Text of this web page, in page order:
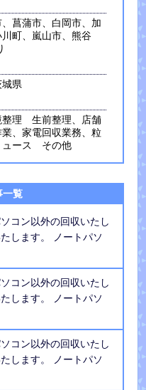
菖蒲市、白岡市、加
町、嵐山市、熊谷
城県
整理 生前整理、店舗
、家電回収業務、粒
ース その他
一覧
ン以外の回収いたし
します。 ノートパソ
ン以外の回収いたし
します。 ノートパソ
ン以外の回収いたし
します。 ノートパソ